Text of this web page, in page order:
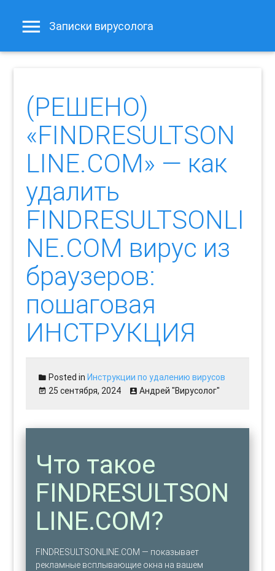
Записки вирусолога
(РЕШЕНО)
«FINDRESULTSON
LINE.COM» — как
удалить
FINDRESULTSONLI
NE.COM вирус из
браузеров:
пошаговая
ИНСТРУКЦИЯ
Posted inИнструкции по удалению вирусов
25 сентября, 2024
Андрей "Вирусолог"
Что такое
FINDRESULTSON
LINE.COM?
FINDRESULTSONLINE.COM — показывает
рекламные всплывающие окна на вашем